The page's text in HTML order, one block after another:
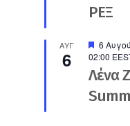
ΡΕΞ
ΑΥΓ
6
6
02:00
Λένα